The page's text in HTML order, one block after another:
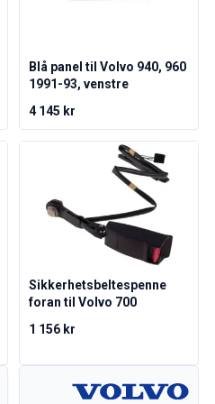
Blå panel til Volvo 940, 960
1991-93, venstre
4 145 kr
Sikkerhetsbeltespenne
foran til Volvo 700
1 156 kr